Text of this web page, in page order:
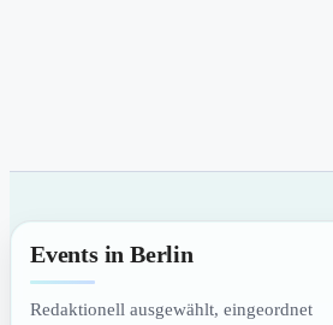
Events in Berlin
Redaktionell ausgewählt, eingeordnet